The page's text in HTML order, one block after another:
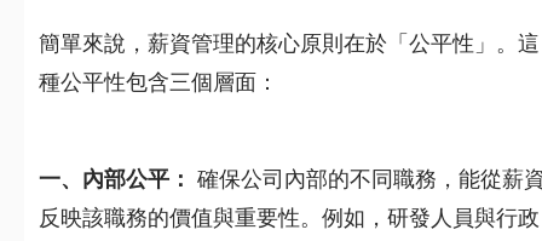
簡單來說，薪資管理的核心原則在於「公平性」。這
種公平性包含三個層面：
一、內部公平： 確保公司內部的不同職務，能從薪
反映該職務的價值與重要性。例如，研發人員與行政